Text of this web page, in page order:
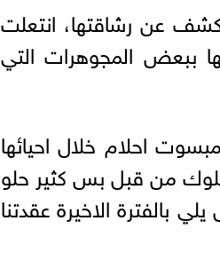
عن رشاقتها، انتعلت
ببعض المجوهرات التي
احلام خلال احيائها
من قبل بس كثير حلو
بالفترة الاخيرة عقدتنا